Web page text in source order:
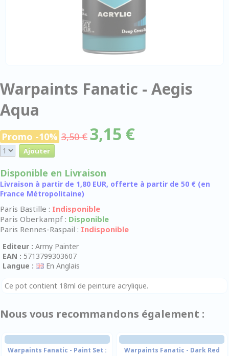
Warpaints Fanatic - Aegis
Aqua
Promo -10% 3,50 € 3,15 €
Disponible en Livraison
Livraison à partir de 1,80 EUR, offerte à partir de 50 € (en
France Métropolitaine)
Paris Bastille : Indisponible
Paris Oberkampf : Disponible
Paris Rennes-Raspail : Indisponible
Editeur : Army Painter
EAN : 5713799303607
Langue :
En Anglais
Ce pot contient 18ml de peinture acrylique.
Nous vous recommandons également :
Warpaints Fanatic - Paint Set :
Warpaints Fanatic - Dark Red